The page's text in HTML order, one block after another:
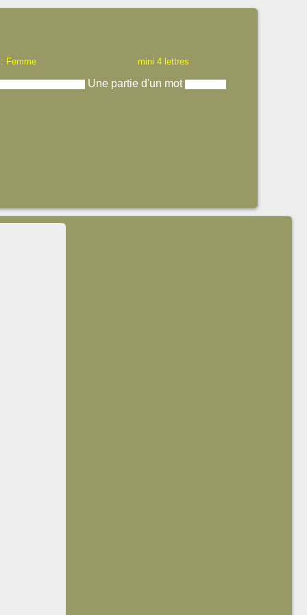
Femme mini 4 lettres
Une partie d'un mot